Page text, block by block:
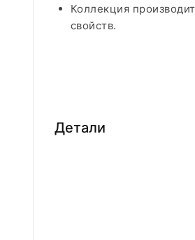
Коллекция
свойств.
Детали